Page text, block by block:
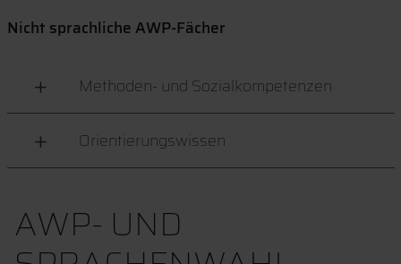
Nicht sprachliche AWP-Fächer
Methoden- und Sozialkompetenzen
Orientierungswissen
AWP- UND